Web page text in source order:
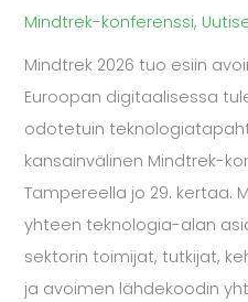
Mindtrek-konferenssi,
Mindtrek 2026 tuo esiin
Euroopan digitaalisessa
odotetuin
kansainvälinen Mindtrek-
Tampereella jo 29. kertaa.
yhteen teknologia-alan
sektorin toimijat, tutkijat,
ja avoimen lähdekoodin